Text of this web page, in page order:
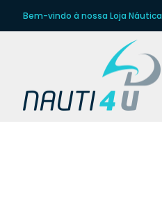
Bem-vindo à nossa Loja Náutica